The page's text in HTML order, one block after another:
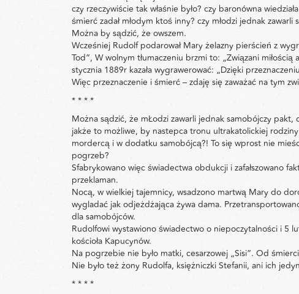
czy rzeczywiście tak właśnie było? czy baronówna
śmierć zadał młodym ktoś inny? czy młodzi jednak zawarli
Można by sądzić, że owszem.
Wcześniej Rudolf podarował Mary żelazny pierścień z
Tod”, W wolnym tłumaczeniu brzmi to: „Związani
stycznia 1889r kazała wygrawerować: „Dzięki
Więc przeznaczenie i śmierć – zdaję się zaważać na tym
* * * *
Można sądzić, że mŁodzi zawarli jednak samobójczy pakt,
jakże to możliwe, by nastepca tronu ultrakatolickiej
mordercą i w dodatku samobójcą?! To się wprost nie
pogrzeb?
Sfabrykowano więc świadectwa obdukcji i zafałszowano
przeklaman.
Nocą, w wielkiej tajemnicy, wsadzono martwą Mary do
wygladać jak odjeżdżająca żywa dama.
dla samobójców.
Rudolfowi wystawiono świadectwo o niepoczytalności i 5
kościoła Kapucynów.
Na pogrzebie nie było matki, cesarzowej „Sisi”. Od
Nie było też żony Rudolfa, księżniczki Stefanii, ani ich
* * * *